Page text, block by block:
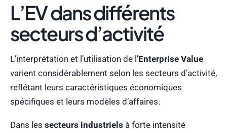
L’EV dans différents
secteurs d’activité
L’interprétation et l’utilisation de l’Enterprise Value
varient considérablement selon les secteurs d’activité,
reflétant leurs caractéristiques économiques
spécifiques et leurs modèles d’affaires.
Dans les secteurs industriels à forte intensité